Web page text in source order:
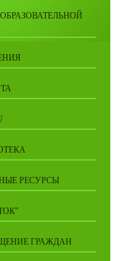
РЕСУРСЫ
ГРАЖДАН